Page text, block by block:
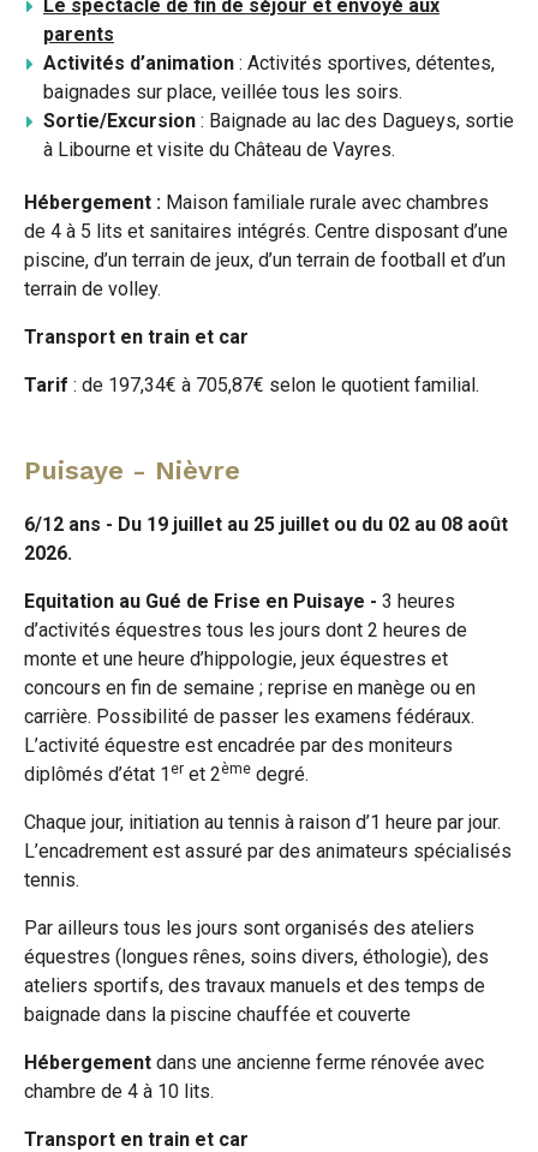
Le spectacle de fin de séjour et envoyé aux
parents
Activités d’animation : Activités sportives, détentes,
baignades sur place, veillée tous les soirs.
Sortie/Excursion : Baignade au lac des Dagueys, sortie
à Libourne et visite du Château de Vayres.
Hébergement : Maison familiale rurale avec chambres
de 4 à 5 lits et sanitaires intégrés. Centre disposant d’une
piscine, d’un terrain de jeux, d’un terrain de football et d’un
terrain de volley.
Transport en train et car
Tarif : de 197,34€ à 705,87€ selon le quotient familial.
Puisaye - Nièvre
6/12 ans - Du 19 juillet au 25 juillet ou du 02 au 08 août
2026.
Equitation au Gué de Frise en Puisaye - 3 heures
d’activités équestres tous les jours dont 2 heures de
monte et une heure d’hippologie, jeux équestres et
concours en fin de semaine ; reprise en manège ou en
carrière. Possibilité de passer les examens fédéraux.
L’activité équestre est encadrée par des moniteurs
diplômés d’état 1 er et 2ème degré.
Chaque jour, initiation au tennis à raison d’1 heure par jour.
L’encadrement est assuré par des animateurs spécialisés
tennis.
Par ailleurs tous les jours sont organisés des ateliers
équestres (longues rênes, soins divers, éthologie), des
ateliers sportifs, des travaux manuels et des temps de
baignade dans la piscine chauffée et couverte
Hébergement dans une ancienne ferme rénovée avec
chambre de 4 à 10 lits.
Transport en train et car